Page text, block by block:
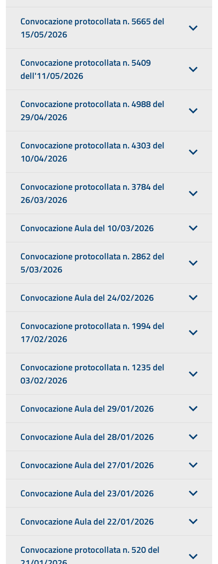
Convocazione protocollata n. 5665 del
15/05/2026
Convocazione protocollata n. 5409
dell'11/05/2026
Convocazione protocollata n. 4988 del
29/04/2026
Convocazione protocollata n. 4303 del
10/04/2026
Convocazione protocollata n. 3784 del
26/03/2026
Convocazione Aula del 10/03/2026
Convocazione protocollata n. 2862 del
5/03/2026
Convocazione Aula del 24/02/2026
Convocazione protocollata n. 1994 del
17/02/2026
Convocazione protocollata n. 1235 del
03/02/2026
Convocazione Aula del 29/01/2026
Convocazione Aula del 28/01/2026
Convocazione Aula del 27/01/2026
Convocazione Aula del 23/01/2026
Convocazione Aula del 22/01/2026
Convocazione protocollata n. 520 del